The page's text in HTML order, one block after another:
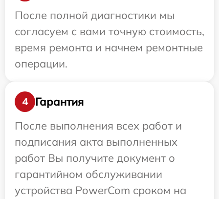
После полной диагностики мы
согласуем с вами точную стоимость,
время ремонта и начнем ремонтные
операции.
4
Гарантия
После выполнения всех работ и
подписания акта выполненных
работ Вы получите документ о
гарантийном обслуживании
устройства PowerCom сроком на